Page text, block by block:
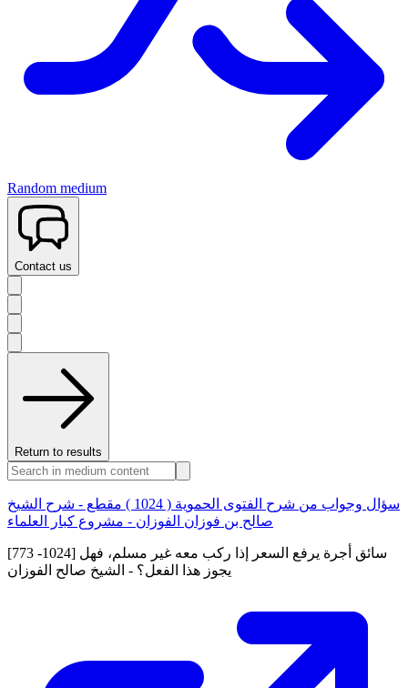
Random medium
Contact us
Return to results
سؤال وجواب من شرح الفتوى الحموية ( 1024 ) مقطع - شرح الشيخ
صالح بن فوزان الفوزان - مشروع كبار العلماء
[773 -1024] سائق أجرة يرفع السعر إذا ركب معه غير مسلم، فهل
يجوز هذا الفعل؟ - الشيخ صالح الفوزان